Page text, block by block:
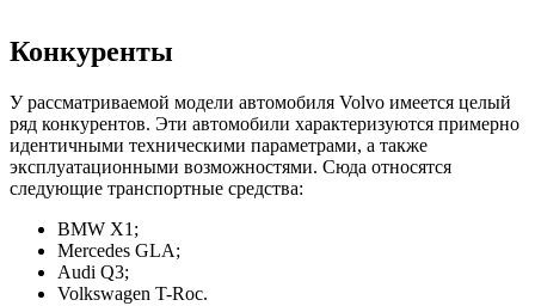
Конкуренты
У рассматриваемой модели автомобиля Volvo имеется целый
ряд конкурентов. Эти автомобили характеризуются примерно
идентичными техническими параметрами, а также
эксплуатационными возможностями. Сюда относятся
следующие транспортные средства:
BMW X1;
Mercedes GLA;
Audi Q3;
Volkswagen T-Roc.